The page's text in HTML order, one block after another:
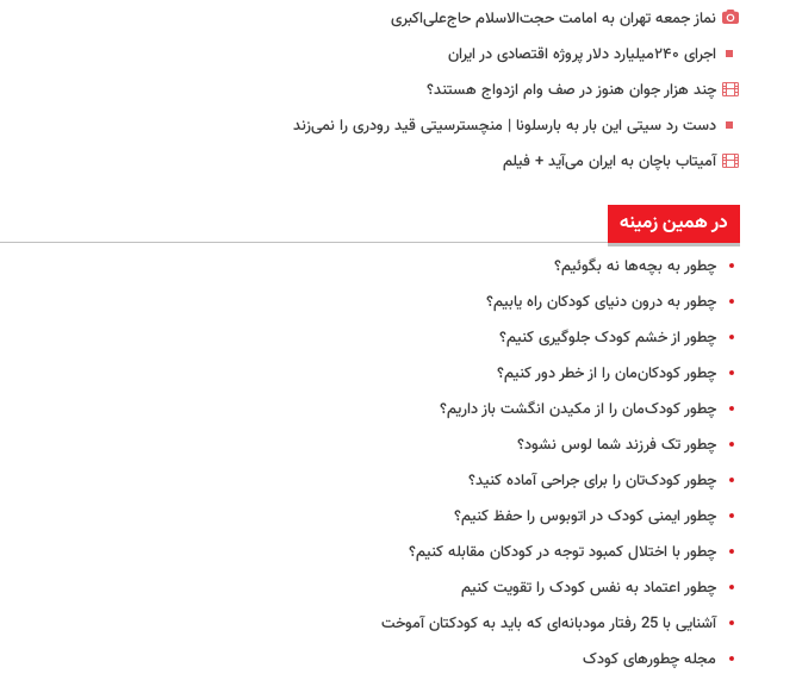
نماز جمعه تهران به امامت حجت‌الاسلام حاج‌علی‌اکبری
اجرای ۲۴۰میلیارد دلار پروژه اقتصادی در ایران
چند هزار جوان هنوز در صف وام ازدواج هستند؟
دست رد سیتی این بار به بارسلونا | منچسترسیتی قید رودری را نمی‌زند
آمیتاب باچان به ایران می‌آید + فیلم
در همین زمینه
چطور به بچه‌ها نه بگوئیم؟
چطور به درون دنیای کودکان راه یابیم؟
چطور از خشم کودک جلوگیری کنیم؟
چطور کودکان‌مان را از خطر دور کنیم؟
چطور کودک‌مان را از مکیدن انگشت باز داریم؟
چطور تک فرزند شما لوس نشود؟
چطور کودک‌تان را برای جراحی آماده کنید؟
چطور ایمنی کودک در اتوبوس را حفظ کنیم؟
چطور با اختلال کمبود توجه در کودکان مقابله کنیم؟
چطور اعتماد به نفس کودک را تقویت کنیم
آشنایی با 25 رفتار مودبانه‌ای که باید به کودکتان آموخت
مجله چطورهای کودک